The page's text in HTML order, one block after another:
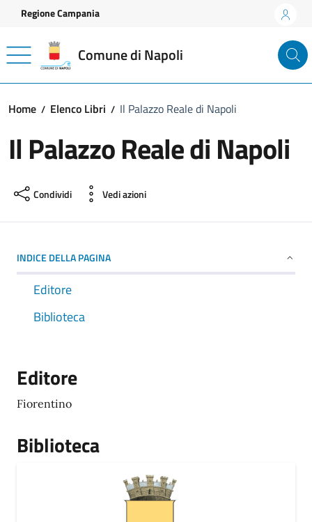
Vai ai contenuti
Vai al footer
Regione Campania
Comune di Napoli
Home Elenco Libri Il Palazzo Reale di Napoli
Il Palazzo Reale di Napoli
Condividi Vedi azioni
INDICE DELLA PAGINA
Editore
Biblioteca
Editore
Fiorentino
Biblioteca